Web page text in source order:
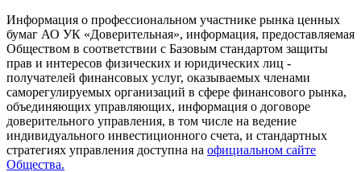
Информация о профессиональном участнике рынка ценных
бумаг АО УК «Доверительная», информация, предоставляемая
Обществом в соответствии с Базовым стандартом защиты
прав и интересов физических и юридических лиц -
получателей финансовых услуг, оказываемых членами
саморегулируемых организаций в сфере финансового рынка,
объединяющих управляющих, информация о договоре
доверительного управления, в том числе на ведение
индивидуального инвестиционного счета, и стандартных
стратегиях управления доступна на официальном сайте
Общества.